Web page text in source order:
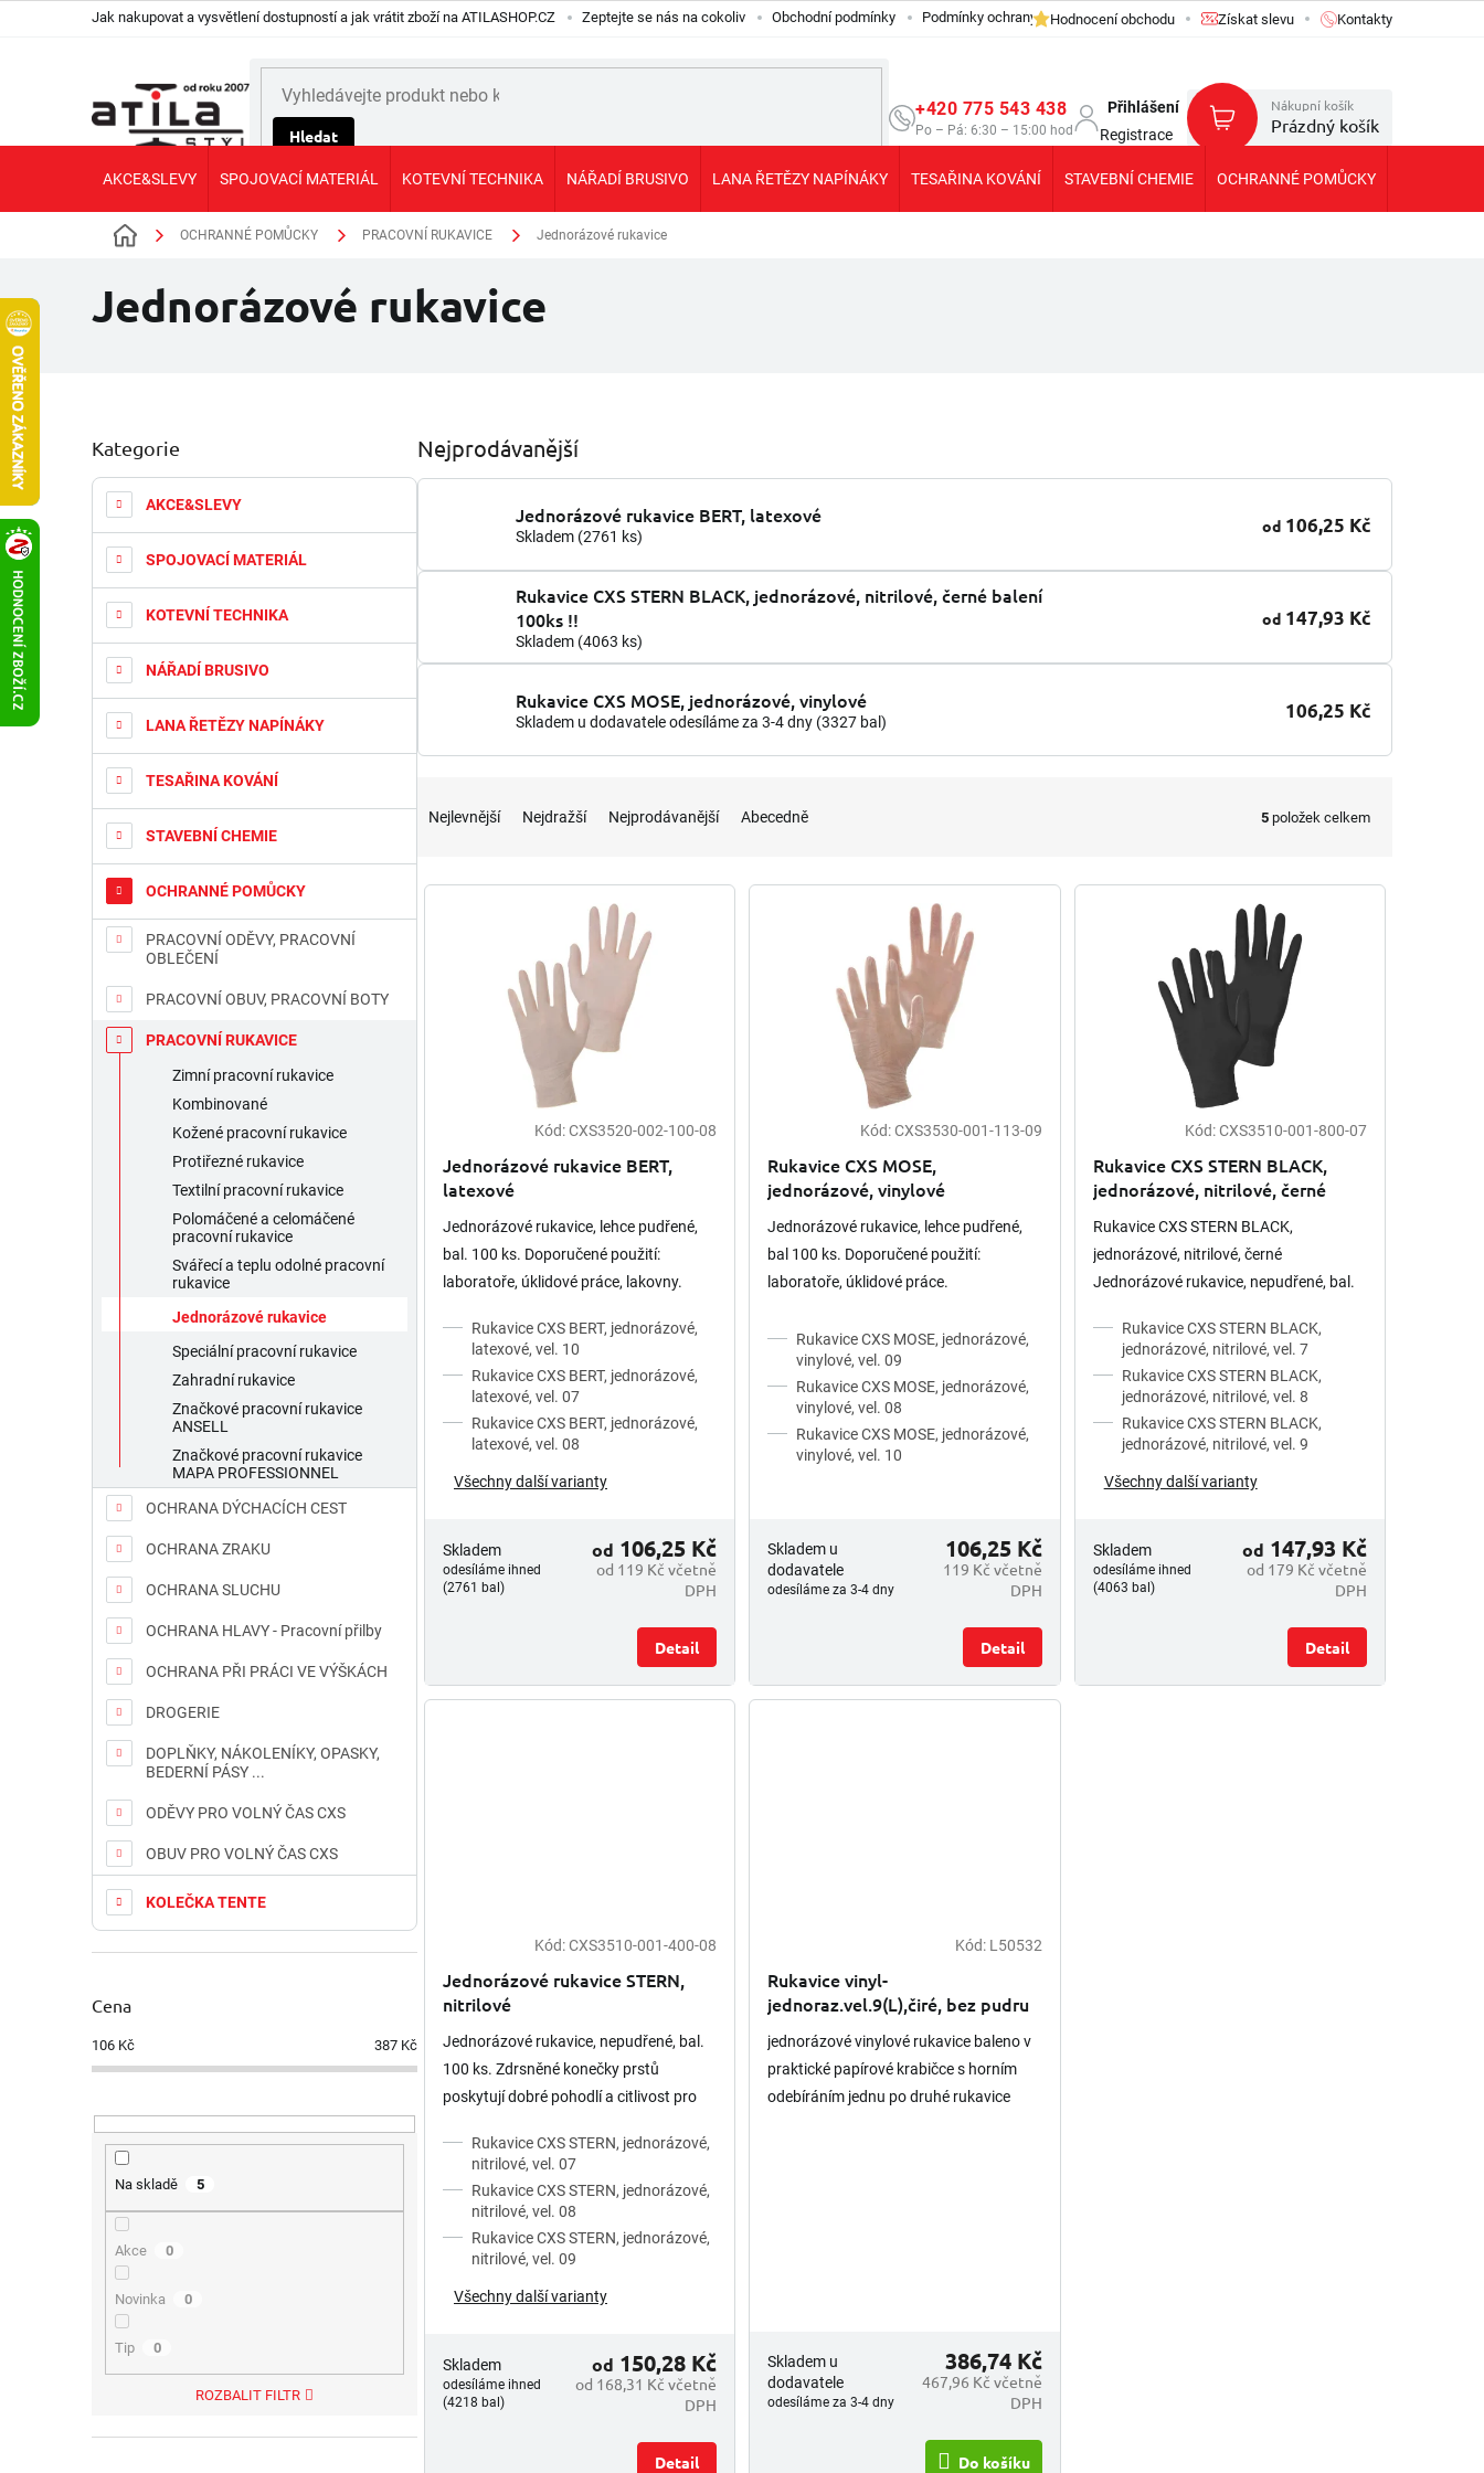
Jak nakupovat a vysvětlení dostupností a jak vrátit zboží na ATILASHOP.CZ Zeptejte se nás na cokoliv Obchodní podmínky Podmínky ochrany osobních údajů GDPR
Hodnocení obchodu Získat slevu Kontakty
Hledat
+420 775 543 438
Po – Pá: 6:30 – 15:00 hod
Přihlášení
Registrace
Nákupní košík
Prázdný košík
AKCE&SLEVY SPOJOVACÍ MATERIÁL KOTEVNÍ TECHNIKA NÁŘADÍ BRUSIVO LANA ŘETĚZY NAPÍNÁKY TESAŘINA KOVÁNÍ STAVEBNÍ CHEMIE OCHRANNÉ POMŮCKY
Domů OCHRANNÉ POMŮCKY PRACOVNÍ RUKAVICE Jednorázové rukavice
Jednorázové rukavice
o
s
r
n
p
n
Přeskočit
kategorie
Kategorie
AKCE&SLEVY
SPOJOVACÍ MATERIÁL
KOTEVNÍ TECHNIKA
NÁŘADÍ BRUSIVO
LANA ŘETĚZY NAPÍNÁKY
TESAŘINA KOVÁNÍ
STAVEBNÍ CHEMIE
OCHRANNÉ POMŮCKY
PRACOVNÍ ODĚVY, PRACOVNÍ
OBLEČENÍ
PRACOVNÍ OBUV, PRACOVNÍ BOTY
PRACOVNÍ RUKAVICE
Zimní pracovní rukavice
Kombinované
Kožené pracovní rukavice
Protiřezné rukavice
Textilní pracovní rukavice
Polomáčené a celomáčené
pracovní rukavice
Svářecí a teplu odolné pracovní
rukavice
Jednorázové rukavice
Speciální pracovní rukavice
Zahradní rukavice
Značkové pracovní rukavice
ANSELL
Značkové pracovní rukavice
MAPA PROFESSIONNEL
OCHRANA DÝCHACÍCH CEST
OCHRANA ZRAKU
OCHRANA SLUCHU
OCHRANA HLAVY - Pracovní přilby
OCHRANA PŘI PRÁCI VE VÝŠKÁCH
DROGERIE
DOPLŇKY, NÁKOLENÍKY, OPASKY,
BEDERNÍ PÁSY ...
ODĚVY PRO VOLNÝ ČAS CXS
OBUV PRO VOLNÝ ČAS CXS
KOLEČKA TENTE
Cena
106 Kč 387 Kč
Na skladě 5
Akce 0
Novinka 0
Tip 0
ROZBALIT FILTR
Nejprodávanější
Jednorázové rukavice BERT, latexové
Skladem (2761 ks)
od 106,25 Kč
Rukavice CXS STERN BLACK, jednorázové, nitrilové, černé balení
100ks !!
Skladem (4063 ks)
od 147,93 Kč
Rukavice CXS MOSE, jednorázové, vinylové
Skladem u dodavatele odesíláme za 3-4 dny (3327 bal) 106,25 Kč
n
Nejlevnější Nejdražší Nejprodávanější Abecedně 5 položek celkem
V
hodnocení
produktu
je
5,0
z
5
hvězdiček.
Kód:CXS3520-002-100-08
Jednorázové rukavice BERT,
latexové
Jednorázové rukavice, lehce pudřené,
bal. 100 ks. Doporučené použití:
laboratoře, úklidové práce, lakovny.
Rukavice CXS BERT, jednorázové,
latexové, vel. 10
Rukavice CXS BERT, jednorázové,
latexové, vel. 07
Rukavice CXS BERT, jednorázové,
latexové, vel. 08
Všechny další varianty
Skladem
odesíláme ihned
(2761 bal)
od 119 Kč včetně
DPH
od 106,25 Kč
Detail
Kód:CXS3530-001-113-09
Rukavice CXS MOSE,
jednorázové, vinylové
Jednorázové rukavice, lehce pudřené,
bal 100 ks. Doporučené použití:
laboratoře, úklidové práce.
Rukavice CXS MOSE, jednorázové,
vinylové, vel. 09
Rukavice CXS MOSE, jednorázové,
vinylové, vel. 08
Rukavice CXS MOSE, jednorázové,
vinylové, vel. 10
Skladem u
dodavatele
odesíláme za 3-4 dny
119 Kč včetně
DPH
106,25 Kč
Detail
Kód:CXS3510-001-800-07
Rukavice CXS STERN BLACK,
jednorázové, nitrilové, černé
Rukavice CXS STERN BLACK,
jednorázové, nitrilové, černé
Jednorázové rukavice, nepudřené, bal.
poskytují dobré pohodlí a citlivost pro
Rukavice CXS STERN BLACK,
jednorázové, nitrilové, vel. 7
Rukavice CXS STERN BLACK,
jednorázové, nitrilové, vel. 8
Rukavice CXS STERN BLACK,
jednorázové, nitrilové, vel. 9
Všechny další varianty
Skladem
odesíláme ihned
(4063 bal)
od 179 Kč včetně
DPH
od 147,93 Kč
Detail
Kód:CXS3510-001-400-08
Jednorázové rukavice STERN,
nitrilové
Jednorázové rukavice, nepudřené, bal.
100 ks. Zdrsněné konečky prstů
poskytují dobré pohodlí a citlivost pro
latexu. Vhodné pro krátkodobý...
Rukavice CXS STERN, jednorázové,
nitrilové, vel. 07
Rukavice CXS STERN, jednorázové,
nitrilové, vel. 08
Rukavice CXS STERN, jednorázové,
nitrilové, vel. 09
Všechny další varianty
Skladem
odesíláme ihned
(4218 bal)
od 168,31 Kč včetně
DPH
od 150,28 Kč
Detail
Kód: L50532
Rukavice vinyl-
jednoraz.vel.9(L),čiré, bez pudru
jednorázové vinylové rukavice baleno v
praktické papírové krabičce s horním
odebíráním jednu po druhé rukavice
Skladem u
dodavatele
odesíláme za 3-4 dny
467,96 Kč včetně
DPH
386,74 Kč
Do košíku